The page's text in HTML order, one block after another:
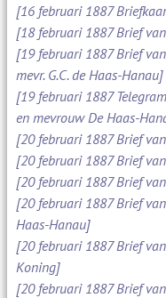
[16 februari 1887
[18 februari 1887 Brief
[19 februari 1887 Brief
mevr. G.C. de Haas-Hanau]
[19 februari 1887
en mevrouw De Haas-
[20 februari 1887 Brief
[20 februari 1887 Brief
[20 februari 1887 Brief
[20 februari 1887 Brief
Haas-Hanau]
[20 februari 1887 Brief
Koning]
[20 februari 1887 Brief